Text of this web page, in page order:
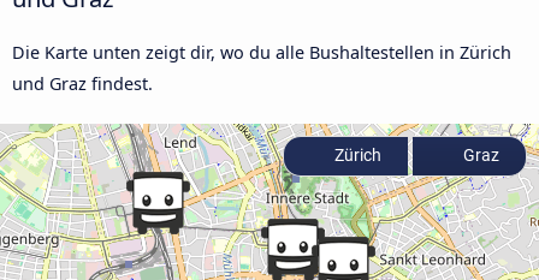
Die Karte unten zeigt dir, wo du alle Bushaltestellen in Zürich
und Graz findest.
Zürich Graz